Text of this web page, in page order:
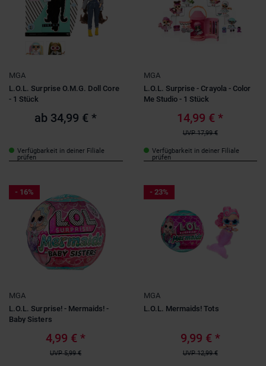
L.O.L. Surprise!(32)
LOL Surprise
(1)
Scooli (2)
Stars & Themen
CareBears(1)
L.O.L. SURPRISE! (22)
Minions
Preis
Altersempfehlung
4-6 Jahre(51)
10-12 Jahre
ab 12 Jahren(1)
Anzahl Teile
Konfektionsgröße
110(1)
Für wen?
Kinder(35)
MGA
L.O.L. Surprise O.M.G. Doll Core
- 1 Stück
ab 34,99 € *
Verfügbarkeit in deiner Filiale
prüfen
MGA
L.O.L. Surprise - Crayola - Color
Me Studio - 1 Stück
14,99 € *
UVP 17,99 €
Verfügbarkeit in deiner Filiale
prüfen
- 16%
MGA
L.O.L. Surprise! - Mermaids! -
Baby Sisters
4,99 € *
UVP 5,99 €
- 23%
MGA
L.O.L. Mermaids! Tots
9,99 € *
UVP 12,99 €